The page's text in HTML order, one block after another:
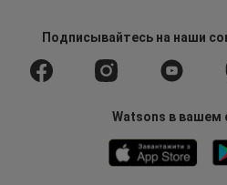
Подписывайтесьна наши
Watsons в вашем